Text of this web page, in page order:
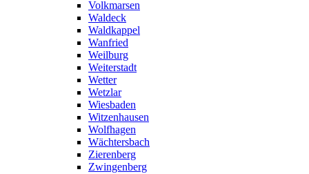
Volkmarsen
Waldeck
Waldkappel
Wanfried
Weilburg
Weiterstadt
Wetter
Wetzlar
Wiesbaden
Witzenhausen
Wolfhagen
Wächtersbach
Zierenberg
Zwingenberg